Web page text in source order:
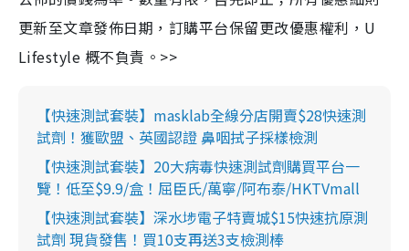
更新至文章發佈日期，訂購平台保留更改優惠權利，U
Lifestyle 概不負責。>>
【快速測試套裝】masklab全線分店開賣$28快速測
試劑！獲歐盟、英國認證 鼻咽拭子採樣檢測
【快速測試套裝】20大病毒快速測試劑購買平台一
覽！低至$9.9/盒！屈臣氏/萬寧/阿布泰/HKTVmall
【快速測試套裝】深水埗電子特賣城$15快速抗原測
試劑 現貨發售！買10支再送3支檢測棒